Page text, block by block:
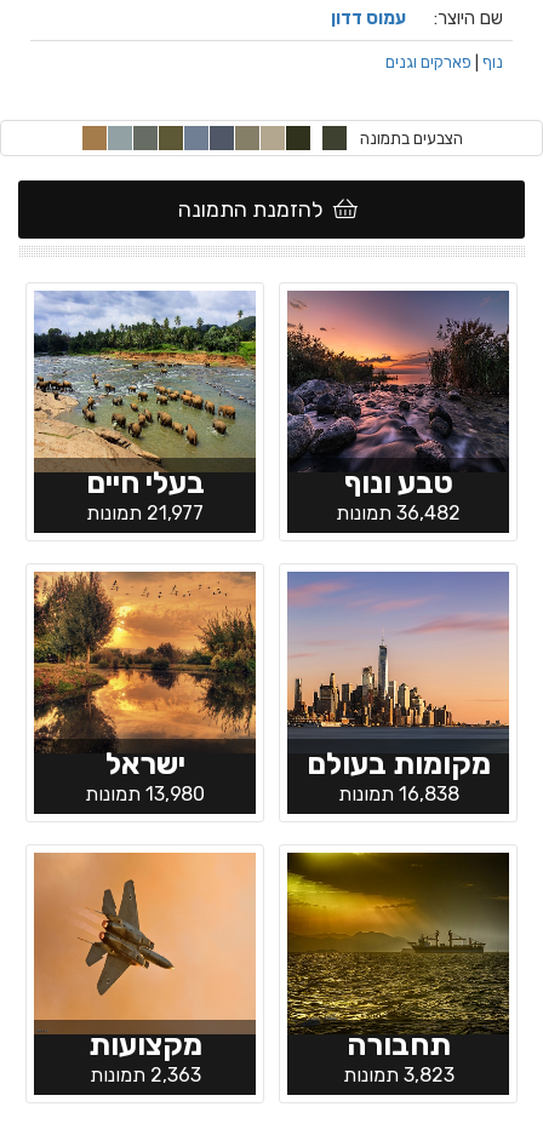
שם היוצר: עמוס דדון
נוף פארקים וגנים
הצבעים בתמונה
להזמנת התמונה
טבע ונוף
36,482 תמונות
בעלי חיים
21,977 תמונות
מקומות בעולם
16,838 תמונות
ישראל
13,980 תמונות
תחבורה
3,823 תמונות
מקצועות
2,363 תמונות